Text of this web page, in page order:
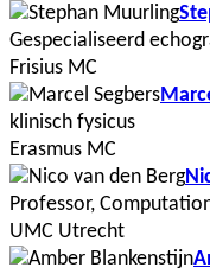
Gespecialiseerd
Frisius MC
klinisch fysicus
Erasmus MC
Professor,
UMC Utrecht